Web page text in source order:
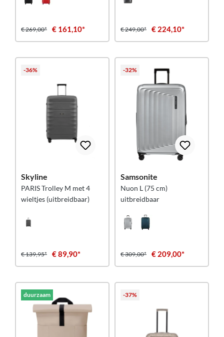
€ 269,00* € 161,10* € 249,00* € 224,10*
-36%
Skyline
PARIS Trolley M met 4
wieltjes (uitbreidbaar)
€ 139,95* € 89,90*
-32%
Samsonite
Nuon L (75 cm)
uitbreidbaar
€ 309,00* € 209,00*
duurzaam -37%